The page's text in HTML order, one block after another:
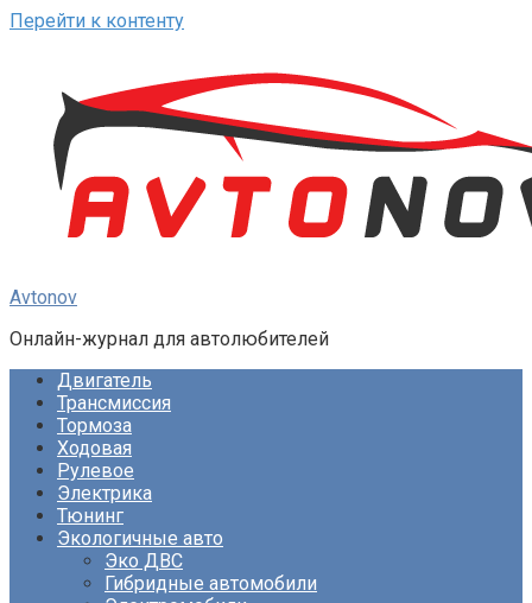
Перейти к контенту
Avtonov
Онлайн-журнал для автолюбителей
Двигатель
Трансмиссия
Тормоза
Ходовая
Рулевое
Электрика
Тюнинг
Экологичные авто
Эко ДВС
Гибридные автомобили